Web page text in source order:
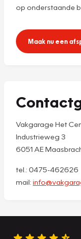
op onderstaande
Maak nu een
Vakgarage Het
Industrieweg 3
6051 AE
tel.: 0475-462626
mail: